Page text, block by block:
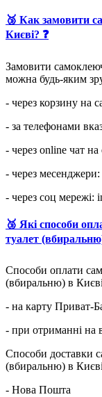
🥉 Как замовити
Києві? ❓
Замовити
можна будь-яким
- через корзину на
- за телефонами
- через online чат на
- через
- через соц мережі:
🥉 Які способи
туалет
Способи оплати
(вбиральню) в
- на карту Приват-
- при отриманні на
Способи доставки
(вбиральню) в
- Нова Пошта